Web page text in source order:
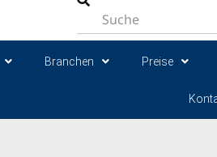
Branchen Preise